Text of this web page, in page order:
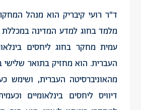
ד"ר רועי קיבריק הוא מנהל
מלמד בחוג למדע המדינה במכללת
עמית מחקר בחוג ליחסים
העברית. הוא מחזיק בתואר שלישי
מהאוניברסיטה העברית, ושימש
דיוויס ליחסים בינלאומיים